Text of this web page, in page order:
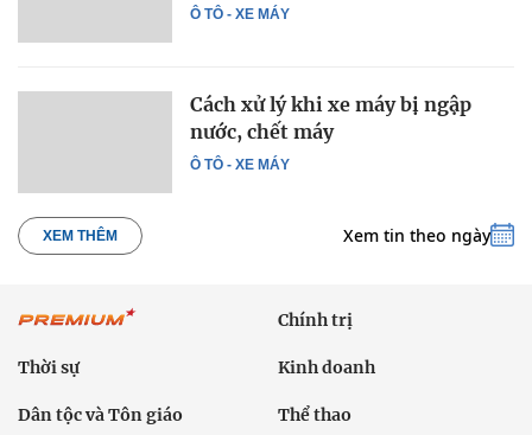
Ô TÔ - XE MÁY
Ô TÔ - XE MÁY
Cách xử lý khi xe máy bị ngập
nước, chết máy
XEM THÊM Xem tin theo ngày
Chính trị
Thời sự Kinh doanh
Dân tộc và Tôn giáo Thể thao